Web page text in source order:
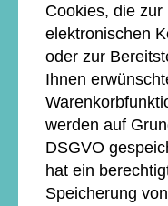
Cookies, die
elektronischen
oder zur
Ihnen
werden auf
DSGVO
hat ein
Speicherung